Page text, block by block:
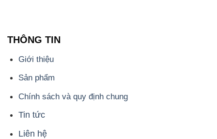
THÔNG TIN
Giới thiệu
Sản phẩm
Chính sách và quy định chung
Tin tức
Liên hệ